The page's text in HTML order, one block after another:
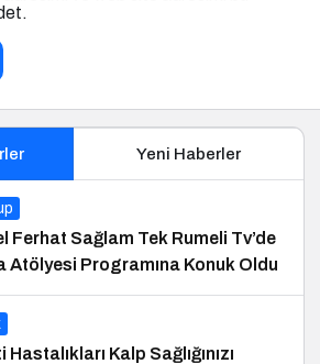
Yeni Haberler
Ferhat Sağlam Tek Rumeli Tv’de
Atölyesi Programına Konuk Oldu
Hastalıkları Kalp Sağlığınızı